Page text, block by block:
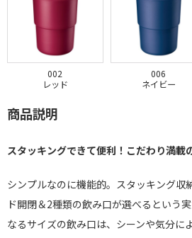
002
レッド
006
ネイビー
商品説明
スタッキングできて便利！こだわり満載
シンプルなのに機能的。スタッキング収
ド開閉＆2種類の飲み口が選べるという
なるサイズの飲み口は、シーンや気分に